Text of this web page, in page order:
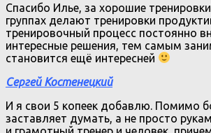
Спасибо Илье, за хорошие
группах делают тренировки
тренировочный процесс постоянно
интересные решения, тем самым
становится ещё интересней
Сергей Костенецкий
И я свои 5 копеек добавлю. Помимо
заставляет думать, а не просто